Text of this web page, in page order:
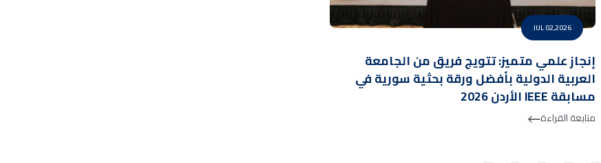
JUL 02,2026
إنجاز علمي متميز: تتويج فريق من الجامعة
العربية الدولية بأفضل ورقة بحثية سورية في
مسابقة IEEE الأردن 2026
متابعة القراءة